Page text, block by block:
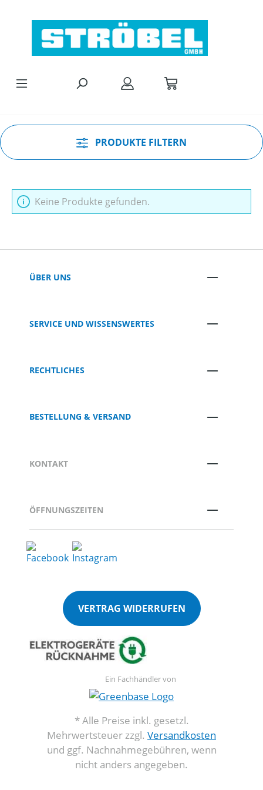
PRODUKTE FILTERN
Keine Produkte gefunden.
ÜBER UNS
SERVICE UND WISSENSWERTES
RECHTLICHES
BESTELLUNG & VERSAND
KONTAKT
ÖFFNUNGSZEITEN
VERTRAG WIDERRUFEN
Ein Fachhändler von
* Alle Preise inkl. gesetzl.
Mehrwertsteuer zzgl. Versandkosten
und ggf. Nachnahmegebühren, wenn
nicht anders angegeben.